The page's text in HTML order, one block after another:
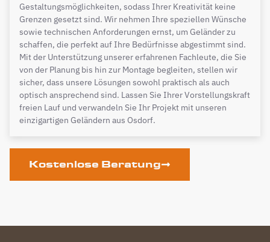
Gestaltungsmöglichkeiten, sodass Ihrer Kreativität keine
Grenzen gesetzt sind. Wir nehmen Ihre speziellen Wünsche
sowie technischen Anforderungen ernst, um Geländer zu
schaffen, die perfekt auf Ihre Bedürfnisse abgestimmt sind.
Mit der Unterstützung unserer erfahrenen Fachleute, die Sie
von der Planung bis hin zur Montage begleiten, stellen wir
sicher, dass unsere Lösungen sowohl praktisch als auch
optisch ansprechend sind. Lassen Sie Ihrer Vorstellungskraft
freien Lauf und verwandeln Sie Ihr Projekt mit unseren
einzigartigen Geländern aus Osdorf.
Kostenlose Beratung